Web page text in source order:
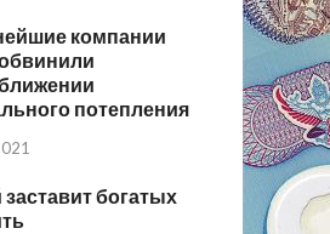
компании
потепления
заставит богатых